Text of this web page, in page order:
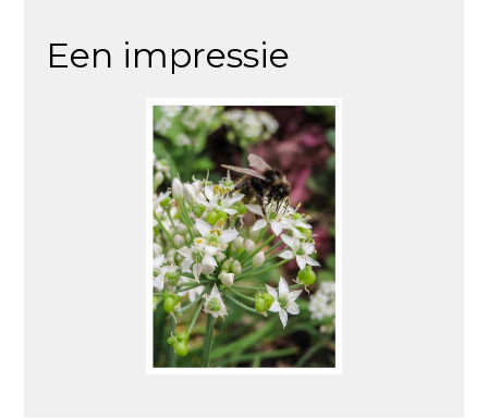
Een impressie